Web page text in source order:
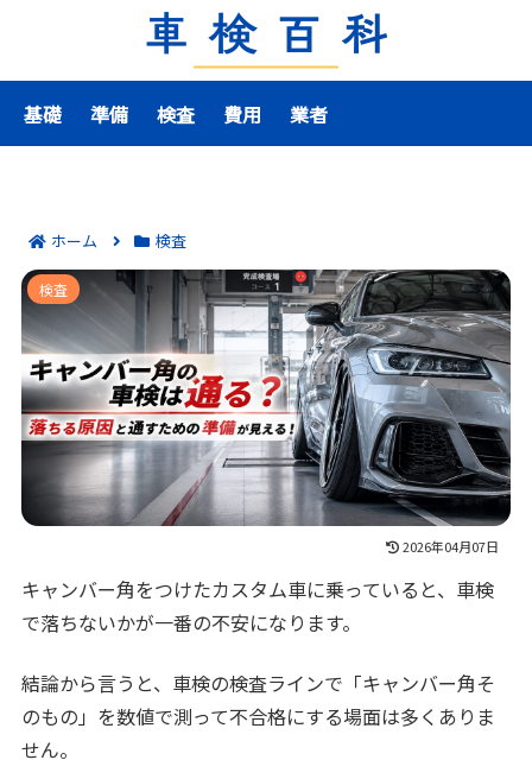
基礎 準備 検査 費用 業者
ホーム 検査
キャンバー角の車検は通る？落ちる原因と通すための
準備が見える！
検査
2026年04月07日
キャンバー角をつけたカスタム車に乗っていると、車検
で落ちないかが一番の不安になります。
結論から言うと、車検の検査ラインで「キャンバー角そ
のもの」を数値で測って不合格にする場面は多くありま
せん。